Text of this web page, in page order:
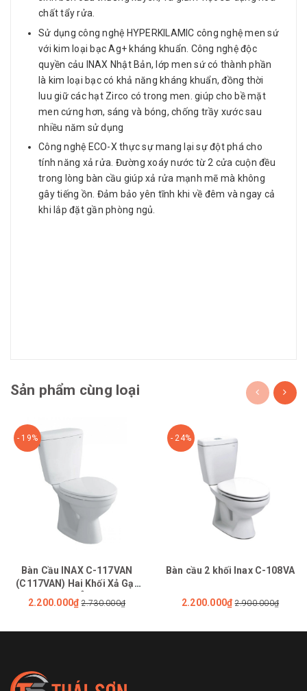
chất tẩy rửa.
Sử dụng công nghệ HYPERKILAMIC công nghệ men sứ
với kim loại bạc Ag+ kháng khuẩn. Công nghệ độc
quyền cảu INAX Nhật Bản, lớp men sứ có thành phần
là kim loại bạc có khả năng kháng khuẩn, đồng thời
luu giữ các hạt Zirco có trong men. giúp cho bề mặt
men cứng hơn, sáng và bóng, chống trầy xước sau
nhiều năm sử dụng
Công nghệ ECO-X thực sự mang lại sự đột phá cho
tính năng xả rửa. Đường xoáy nước từ 2 cửa cuộn đều
trong lòng bàn cầu giúp xả rửa mạnh mẽ mà không
gây tiếng ồn. Đảm bảo yên tĩnh khi về đêm và ngay cả
khi lắp đặt gần phòng ngủ.
Sản phẩm cùng loại
- 19%
Bàn Cầu INAX C-117VAN
(C117VAN) Hai Khối Xả Gạt
Nắp Êm
2.200.000₫ 2.730.000₫
- 24%
Bàn cầu 2 khối Inax C-108VA
2.200.000₫ 2.900.000₫